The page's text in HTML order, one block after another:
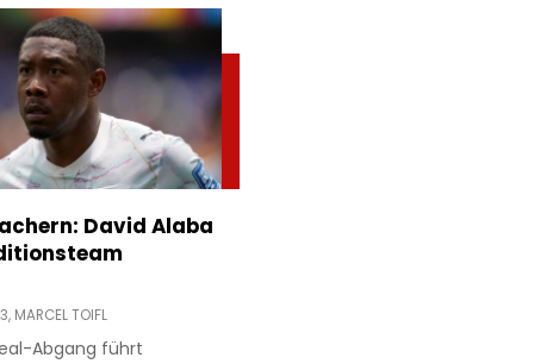
David Alaba
MARCEL TOIFL
Abgang führt